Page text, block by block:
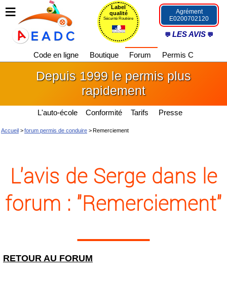
Label
qualité
Sécurité Routière
Agrément
E0200702120
LES AVIS
Code en ligne Boutique Forum Permis C
Depuis 1999 le permis plus
rapidement
L'auto-école Conformité Tarifs Presse
Accueil >forum permis de conduire >Remerciement
L'avis de Serge dans le
forum : "Remerciement"
RETOUR AU FORUM